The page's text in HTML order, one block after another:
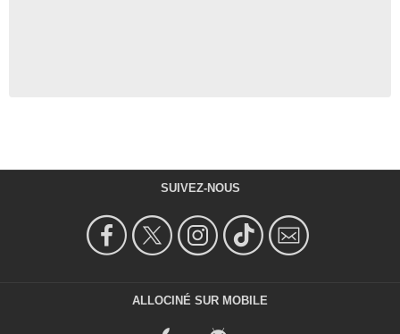
SUIVEZ-NOUS
ALLOCINÉ SUR MOBILE